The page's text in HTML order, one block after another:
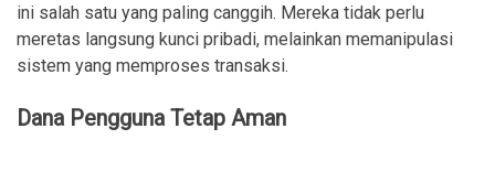
ini salah satu yang paling canggih. Mereka tidak perlu
meretas langsung kunci pribadi, melainkan memanipulasi
sistem yang memproses transaksi.
Dana Pengguna Tetap Aman